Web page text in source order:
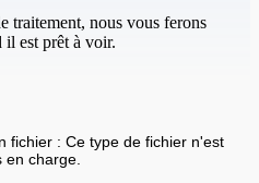
traitement, nous vous ferons
il est prêt à voir.
fichier : Ce type de fichier n'est
en charge.